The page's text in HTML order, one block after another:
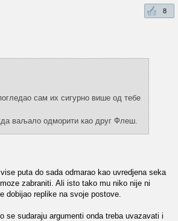
8
сам их сигурно више од тебе
ваљало одморити као друг Флеш.
puta do sada odmarao kao uvredjena seka
zabraniti. Ali isto tako mu niko nije ni
dobijao replike na svoje postove.
se sudaraju argumenti onda treba uvazavati i